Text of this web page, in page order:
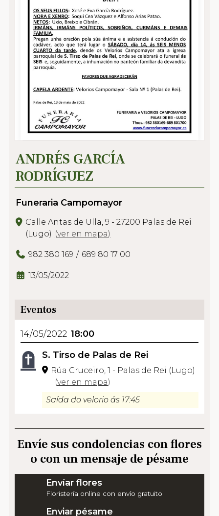
ANDRÉS GARCÍA
RODRÍGUEZ
Funeraria Campomayor
Calle Antas de Ulla, 9 - 27200 Palas de Rei
(Lugo) (ver en mapa)
982 380 169 689 80 17 00
13/05/2022
Eventos
14/05/2022 18:00
S. Tirso de Palas de Rei
Rúa Cruceiro, 1 - Palas de Rei (Lugo)
(ver en mapa)
Saída do velorio ás 17:45
Envíe sus condolencias con flores
o con un mensaje de pésame
Envíar flores
Floristería online con envío gratuito
Enviar pésame